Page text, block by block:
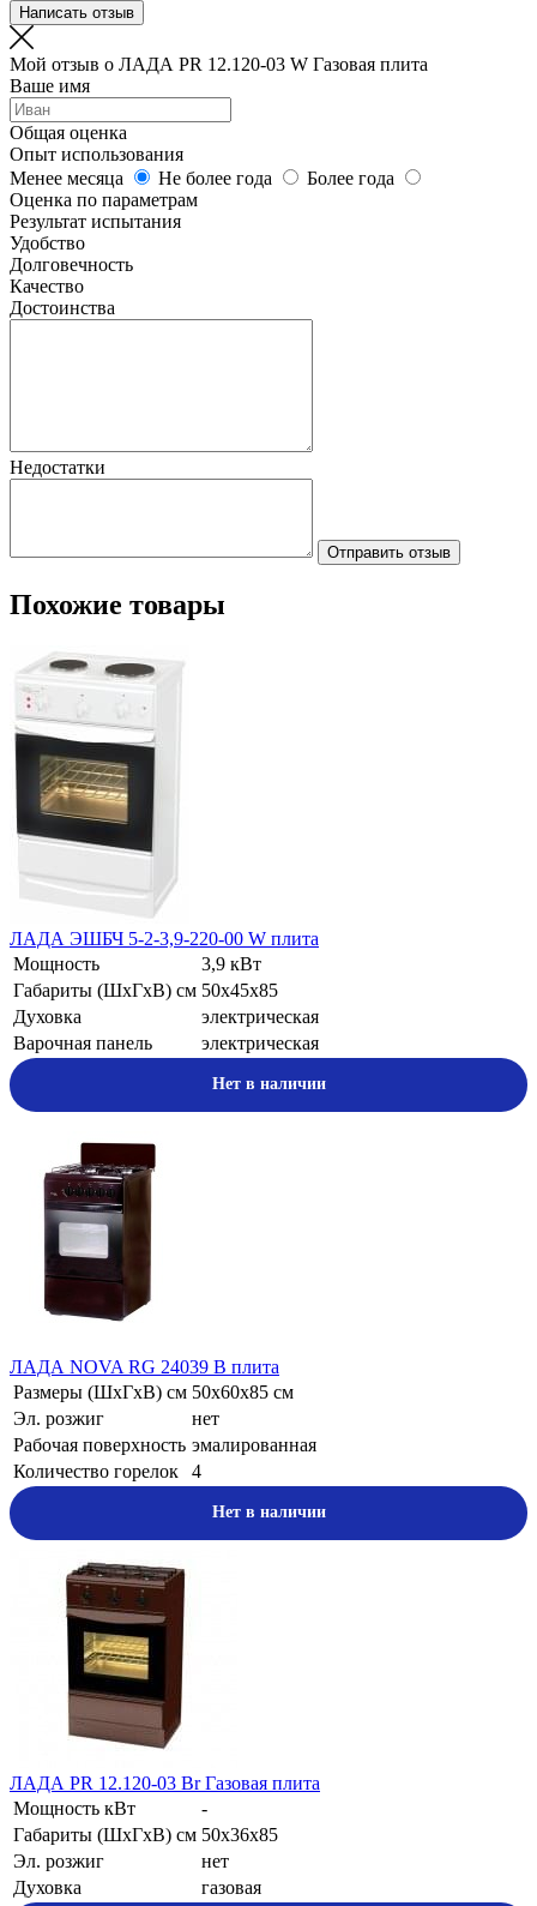
Написать отзыв
Мой отзыв о ЛАДА PR 12.120-03 W Газовая плита
Ваше имя
Общая оценка
Опыт использования
Менее месяца
Не более года
Более года
Оценка по параметрам
Результат испытания
Удобство
Долговечность
Качество
Достоинства
Недостатки
Отправить отзыв
Похожие товары
ЛАДА ЭШБЧ 5-2-3,9-220-00 W плита
Мощность
3,9 кВт
Габариты (ШхГхВ) см 50х45х85
Духовка
электрическая
Варочная панель
электрическая
Нет в наличии
ЛАДА NOVA RG 24039 B плита
Размеры (ШхГхВ) см 50х60х85 см
Эл. розжиг
нет
Рабочая поверхность эмалированная
Количество горелок
4
Нет в наличии
ЛАДА PR 12.120-03 Br Газовая плита
Мощность кВт
-
Габариты (ШхГхВ) см 50х36х85
Эл. розжиг
нет
Духовка
газовая